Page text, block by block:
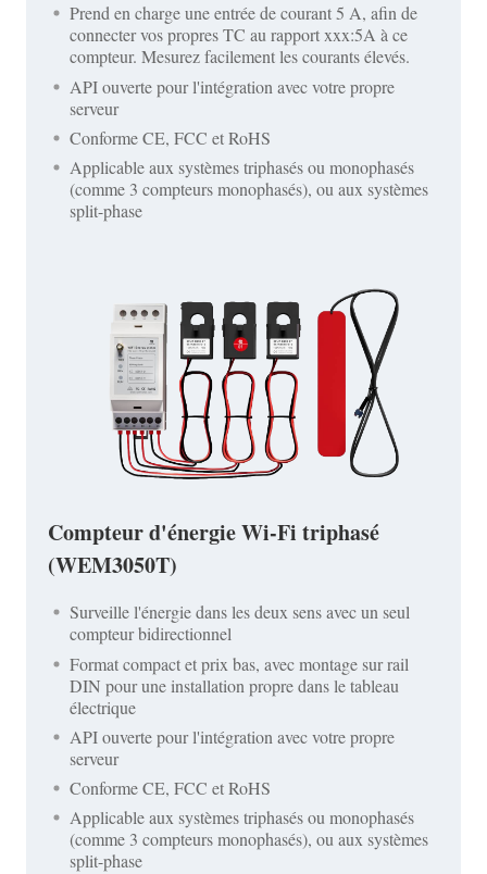
Prend en charge une entrée de courant 5 A, afin de
connecter vos propres TC au rapport xxx:5A à ce
compteur. Mesurez facilement les courants élevés.
API ouverte pour l'intégration avec votre propre
serveur
Conforme CE, FCC et RoHS
Applicable aux systèmes triphasés ou monophasés
(comme 3 compteurs monophasés), ou aux systèmes
split-phase
Compteur d'énergie Wi-Fi triphasé
(WEM3050T)
Surveille l'énergie dans les deux sens avec un seul
compteur bidirectionnel
Format compact et prix bas, avec montage sur rail
DIN pour une installation propre dans le tableau
électrique
API ouverte pour l'intégration avec votre propre
serveur
Conforme CE, FCC et RoHS
Applicable aux systèmes triphasés ou monophasés
(comme 3 compteurs monophasés), ou aux systèmes
split-phase